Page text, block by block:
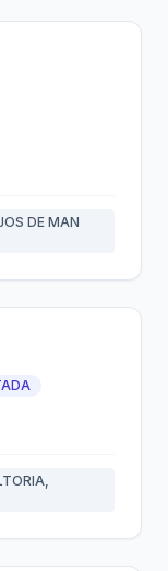
DE MAN